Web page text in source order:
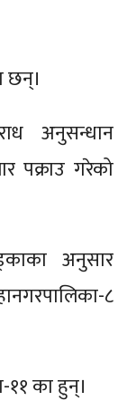
छन्।
अनुसन्धान
पक्राउ गरेको
अनुसार
८
११ का हुन्।